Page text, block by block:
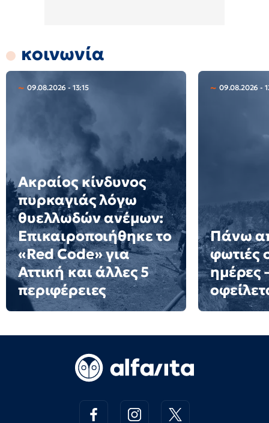
κοινωνία
09.08.2026 - 13:15
Ακραίος κίνδυνος
πυρκαγιάς λόγω
θυελλωδών ανέμων:
Επικαιροποιήθηκε το
«Red Code» για
Αττική και άλλες 5
περιφέρειες
09.08.2026 -
Πάνω
φωτιές
ημέρες